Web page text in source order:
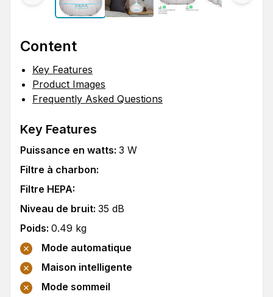
Content
Key Features
Product Images
Frequently Asked Questions
Key Features
Puissance en watts: 3 W
Filtre à charbon:
Filtre HEPA:
Niveau de bruit: 35 dB
Poids: 0.49 kg
Mode automatique
Maison intelligente
Mode sommeil